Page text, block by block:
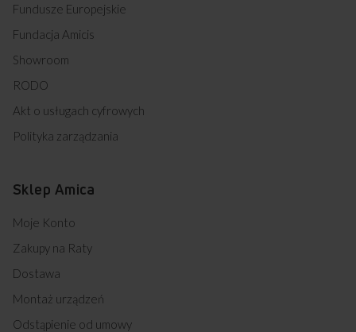
Fundusze Europejskie
Fundacja Amicis
Showroom
RODO
Akt o usługach cyfrowych
Polityka zarządzania
Sklep Amica
Moje Konto
Zakupy na Raty
Dostawa
Montaż urządzeń
Odstąpienie od umowy